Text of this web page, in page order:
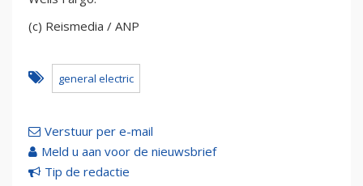
(c) Reismedia / ANP
general electric
Verstuur per e-mail
Meld u aan voor de nieuwsbrief
Tip de redactie